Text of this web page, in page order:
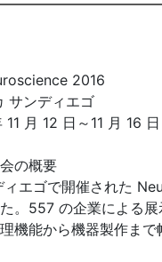
2016
サンディエゴ
月 12 日～11 月 16 日
の概要
ィエゴで開催された
。557 の企業による
機能から機器製作まで